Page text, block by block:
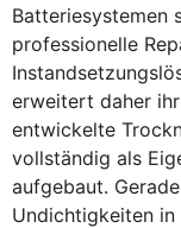
Batteriesystemen
professionelle
erweitert daher
entwickelte
vollständig als
aufgebaut.
Undichtigkeiten in